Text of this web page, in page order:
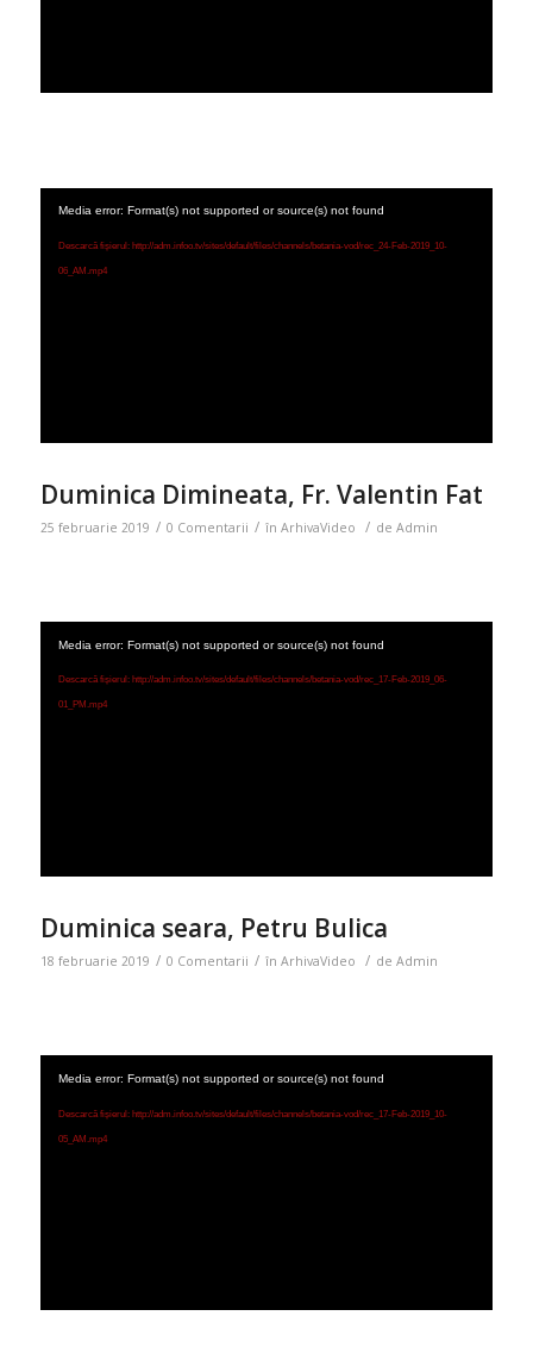
Media error: Format(s) not supported or source(s) not found
Descarcă fișierul: http://adm.infoo.tv/sites/default/files/channels/betania-vod/rec_24-Feb-2019_10-
06_AM.mp4
Duminica Dimineata, Fr. Valentin Fat
25 februarie 2019 / 0 Comentarii / în ArhivaVideo / de Admin
Media error: Format(s) not supported or source(s) not found
Descarcă fișierul: http://adm.infoo.tv/sites/default/files/channels/betania-vod/rec_17-Feb-2019_06-
01_PM.mp4
Duminica seara, Petru Bulica
18 februarie 2019 / 0 Comentarii / în ArhivaVideo / de Admin
Media error: Format(s) not supported or source(s) not found
Descarcă fișierul: http://adm.infoo.tv/sites/default/files/channels/betania-vod/rec_17-Feb-2019_10-
05_AM.mp4